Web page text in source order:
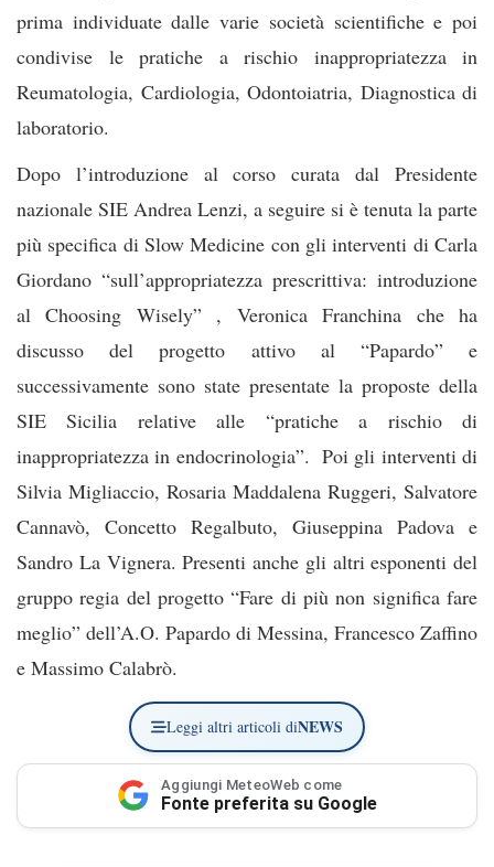
prima individuate dalle varie società scientifiche e poi
condivise le pratiche a rischio inappropriatezza in
Reumatologia, Cardiologia, Odontoiatria, Diagnostica di
laboratorio.
Dopo l’introduzione al corso curata dal Presidente
nazionale SIE Andrea Lenzi, a seguire si è tenuta la parte
più specifica di Slow Medicine con gli interventi di Carla
Giordano “sull’appropriatezza prescrittiva: introduzione
al Choosing Wisely” , Veronica Franchina che ha
discusso del progetto attivo al “Papardo” e
successivamente sono state presentate la proposte della
SIE Sicilia relative alle “pratiche a rischio di
inappropriatezza in endocrinologia”. Poi gli interventi di
Silvia Migliaccio, Rosaria Maddalena Ruggeri, Salvatore
Cannavò, Concetto Regalbuto, Giuseppina Padova e
Sandro La Vignera. Presenti anche gli altri esponenti del
gruppo regia del progetto “Fare di più non significa fare
meglio” dell’A.O. Papardo di Messina, Francesco Zaffino
e Massimo Calabrò.
Leggi altri articoli diNEWS
Aggiungi MeteoWeb come
Fonte preferita su Google